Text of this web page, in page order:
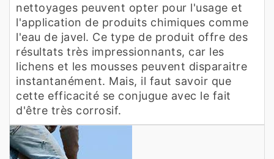
nettoyages peuvent opter pour l'usage et
l'application de produits chimiques comme
l'eau de javel. Ce type de produit offre des
résultats très impressionnants, car les
lichens et les mousses peuvent disparaitre
instantanément. Mais, il faut savoir que
cette efficacité se conjugue avec le fait
d'être très corrosif.